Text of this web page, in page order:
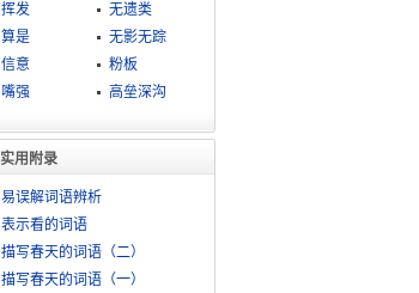
挥发
无遗类
算是
无影无踪
信意
粉板
嘴强
高垒深沟
实用附录
易误解词语辨析
表示看的词语
描写春天的词语（二）
描写春天的词语（一）